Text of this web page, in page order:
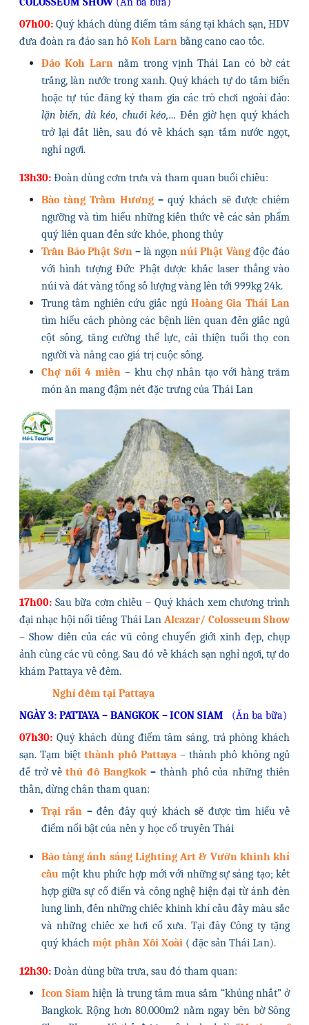
07h00: Quý khách dùng điểm tâm sáng tại khách sạn, HDV
đưa đoàn ra đảo san hô Koh Larn bằng cano cao tốc.
Đảo Koh Larn nằm trong vịnh Thái Lan có bờ cát
trắng, làn nước trong xanh. Quý khách tự do tắm biển
hoặc tự túc đăng ký tham gia các trò chơi ngoài đảo:
lặn biển, dù kéo, chuối kéo,…Đến giờ hẹn quý khách
trở lại đất liền, sau đó về khách sạn tắm nước ngọt,
nghỉ ngơi.
13h30: Đoàn dùng cơm trưa và tham quan buổi chiều:
Bào tàng Trầm Hương –quý khách sẽ được chiêm
ngưỡng và tìm hiểu những kiến thức về các sản phẩm
quý liên quan đến sức khỏe, phong thủy
Trân Bảo Phật Sơn– là ngọnnúi Phật Vàngđộc đáo
với hình tượng Đức Phật dược khắc laser thẳng vào
núi và dát vàng tổng số lượng vàng lên tới 999kg 24k.
Trung tâm nghiên cứu giấc ngủ Hoàng Gia Thái Lan
tìm hiểu cách phòng các bệnh liên quan đến giấc ngủ
cột sống, tăng cường thể lực, cải thiện tuổi thọ con
người và nâng cao giá trị cuộc sống.
Chợ nổi 4 miền – khu chợ nhân tạo với hàng trăm
món ăn mang đậm nét đặc trưng của Thái Lan
17h00: Sau bữa cơm chiều – Quý khách xem chương trình
đại nhạc hội nổi tiếng Thái Lan Alcazar/ Colosseum Show
– Show diễn của các vũ công chuyển giới xinh đẹp, chụp
ảnh cùng các vũ công. Sau đó về khách sạn nghỉ ngơi, tự do
khám Pattaya về đêm.
Nghỉ đêm tại Pattaya
NGÀY 3: PATTAYA – BANGKOK –ICON SIAM
(Ăn ba bữa)
07h30: Quý khách dùng điểm tâm sáng, trả phòng khách
sạn. Tạm biệt thành phố Pattaya – thành phố không ngủ
để trở vềthủ đô Bangkok – thành phố của những thiên
thần, dừng chân tham quan:
Trại rắn –đến đây quý khách sẽ được tìm hiểu về
điểm nổi bật của nền y học cổ truyền Thái
Bảo tàng ánh sáng Lighting Art & Vườn khinh khí
cầu một khu phức hợp mới với những sự sáng tạo; kết
hợp giữa sự cổ điển và công nghệ hiện đại từ ánh đèn
lung linh, đến những chiếc khinh khí cầu đầy màu sắc
và những chiếc xe hơi cổ xưa. Tại đây Công ty tặng
quý khách một phần Xôi Xoài ( đặc sản Thái Lan).
12h30: Đoàn dùng bữa trưa, sau đó tham quan:
Icon Siam hiện là trung tâm mua sắm “khủng nhất” ở
Bangkok. Rộng hơn 80.000m2 nằm ngay bên bờ Sông